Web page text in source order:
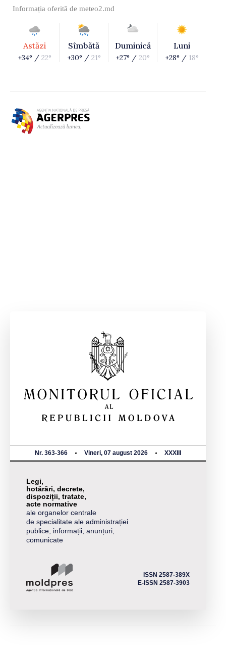
Informația oferită de meteo2.md
Astăzi
+34° / 22°
Sîmbătă
+30° / 21°
Duminică
+27° / 20°
Luni
+28° / 18°
Nr. 363-366 Vineri, 07 august 2026 XXXIII
Legi,
hotărâri, decrete,
dispoziții, tratate,
acte normative
ale organelor centrale
de specialitate ale administrației
publice, informații, anunțuri,
comunicate
ISSN 2587-389X
E-ISSN 2587-3903